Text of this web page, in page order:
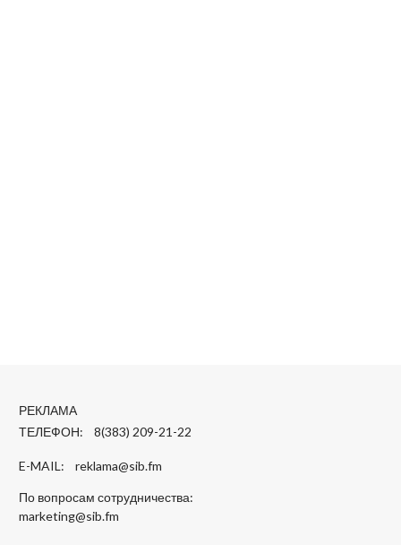
РЕКЛАМА
ТЕЛЕФОН: 8(383) 209-21-22
E-MAIL: reklama@sib.fm
По вопросам сотрудничества:
marketing@sib.fm